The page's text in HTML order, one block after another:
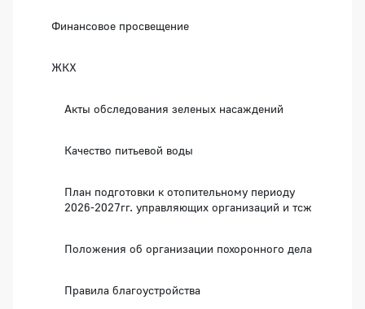
Финансовое просвещение
ЖКХ
Акты обследования зеленых насаждений
Качество питьевой воды
План подготовки к отопительному периоду
2026-2027гг. управляющих организаций и тсж
Положения об организации похоронного дела
Правила благоустройства